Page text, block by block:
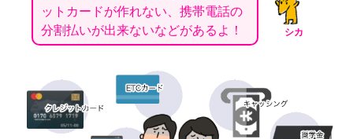
シカ
ットカードが作れない、携帯電話の
分割払いが出来ないなどがあるよ！